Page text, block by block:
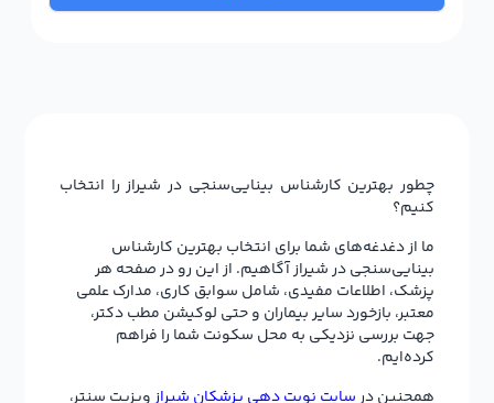
چطور بهترین کارشناس بینایی‌سنجی در شیراز را انتخاب
کنیم؟
ما از دغدغه‌های شما برای انتخاب بهترین کارشناس
بینایی‌سنجی در شیراز آگاهیم. از این رو در صفحه هر
پزشک، اطلاعات مفیدی، شامل سوابق کاری، مدارک علمی
معتبر، بازخورد سایر بیماران و حتی لوکیشن مطب دکتر،
جهت بررسی نزدیکی به محل سکونت شما را فراهم
کرده‌ایم.
همچنین درسایت نوبت دهی پزشکان شیرازویزیت سنتر،